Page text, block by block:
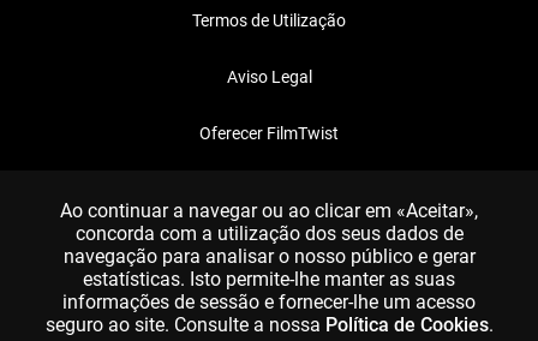
Termos de Utilização
Aviso Legal
Oferecer FilmTwist
Ao continuar a navegar ou ao clicar em «Aceitar»,
concorda com a utilização dos seus dados de
navegação para analisar o nosso público e gerar
estatísticas. Isto permite-lhe manter as suas
informações de sessão e fornecer-lhe um acesso
seguro ao site. Consulte a nossa Política de Cookies.